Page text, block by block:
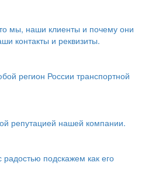
мы, наши клиенты и почему они
контакты и реквизиты.
регион России транспортной
репутацией нашей компании.
подскажем как его